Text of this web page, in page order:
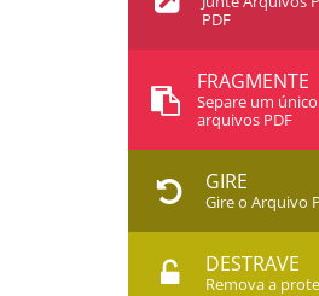
PDF
FRAGMENTE
Separe um
arquivos PDF
GIRE
Gire o Arquivo
DESTRAVE
Remova a